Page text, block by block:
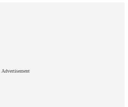
Advertisement